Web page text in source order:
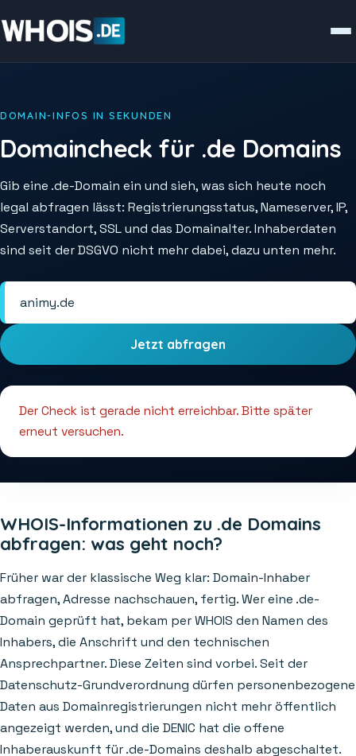
DOMAIN-INFOS IN SEKUNDEN
Domaincheck für .de Domains
Gib eine .de-Domain ein und sieh, was sich heute noch
legal abfragen lässt: Registrierungsstatus, Nameserver, IP,
Serverstandort, SSL und das Domainalter. Inhaberdaten
sind seit der DSGVO nicht mehr dabei, dazu unten mehr.
Jetzt abfragen
Der Check ist gerade nicht erreichbar. Bitte später
erneut versuchen.
WHOIS-Informationen zu .de Domains
abfragen: was geht noch?
Früher war der klassische Weg klar: Domain-Inhaber
abfragen, Adresse nachschauen, fertig. Wer eine .de-
Domain geprüft hat, bekam per WHOIS den Namen des
Inhabers, die Anschrift und den technischen
Ansprechpartner. Diese Zeiten sind vorbei. Seit der
Datenschutz-Grundverordnung dürfen personenbezogene
Daten aus Domainregistrierungen nicht mehr öffentlich
angezeigt werden, und die DENIC hat die offene
Inhaberauskunft für .de-Domains deshalb abgeschaltet.